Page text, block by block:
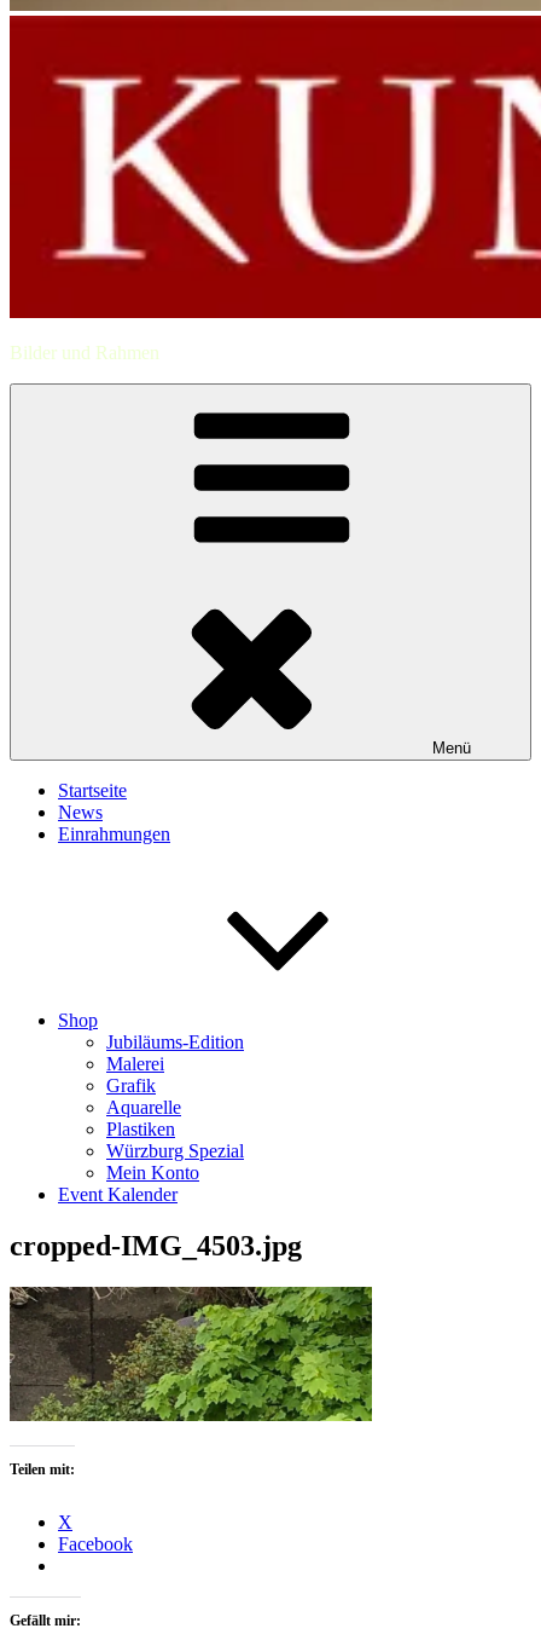
Bilder und Rahmen
Menü
Startseite
News
Einrahmungen
Shop
Jubiläums-Edition
Malerei
Grafik
Aquarelle
Plastiken
Würzburg Spezial
Mein Konto
Event Kalender
cropped-IMG_4503.jpg
Teilen mit:
X
Facebook
Gefällt mir: